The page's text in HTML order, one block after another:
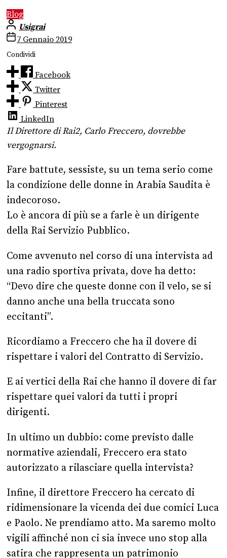
Blog
Usigrai
7 Gennaio 2019
Condividi
Facebook
Twitter
Pinterest
LinkedIn
Il Direttore di Rai2, Carlo Freccero, dovrebbe
vergognarsi.
Fare battute, sessiste, su un tema serio come
la condizione delle donne in Arabia Saudita è
indecoroso.
Lo è ancora di più se a farle è un dirigente
della Rai Servizio Pubblico.
Come avvenuto nel corso di una intervista ad
una radio sportiva privata, dove ha detto:
“Devo dire che queste donne con il velo, se si
danno anche una bella truccata sono
eccitanti”.
Ricordiamo a Freccero che ha il dovere di
rispettare i valori del Contratto di Servizio.
E ai vertici della Rai che hanno il dovere di far
rispettare quei valori da tutti i propri
dirigenti.
In ultimo un dubbio: come previsto dalle
normative aziendali, Freccero era stato
autorizzato a rilasciare quella intervista?
Infine, il direttore Freccero ha cercato di
ridimensionare la vicenda dei due comici Luca
e Paolo. Ne prendiamo atto. Ma saremo molto
vigili affinché non ci sia invece uno stop alla
satira che rappresenta un patrimonio